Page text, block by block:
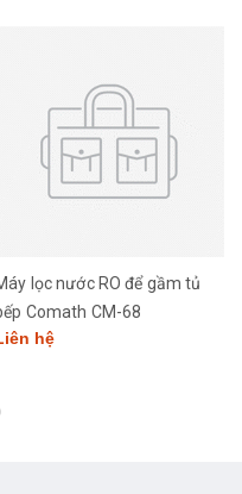
lọc nước RO để gầm tủ
Comath CM-68
hệ